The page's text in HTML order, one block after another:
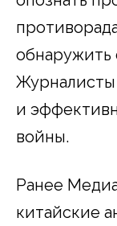
обнаружить
Журналисты
и
войны.
Ранее
китайские